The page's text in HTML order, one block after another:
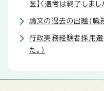
医】（選考は終了しまし
論文の過去の出題(職
行政実務経験者採用選
た。）